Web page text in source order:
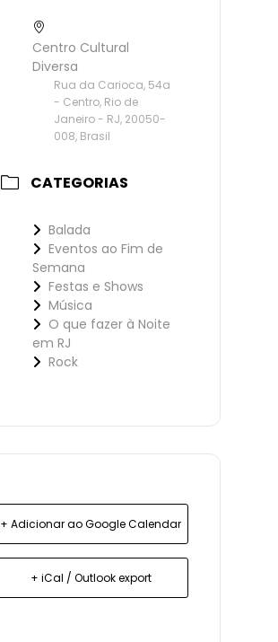
Centro Cultural
Diversa
Rua da Carioca, 54a
- Centro, Rio de
Janeiro - RJ, 20050-
008, Brasil
CATEGORIAS
Balada
Eventos ao Fim de
Semana
Festas e Shows
Música
O que fazer à Noite
em RJ
Rock
+ Adicionar ao Google Calendar
+ iCal / Outlook export